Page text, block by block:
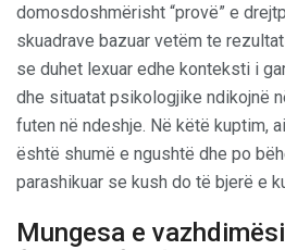
domosdoshmërisht “provë” e
skuadrave bazuar vetëm te
se duhet lexuar edhe konteksti i
dhe situatat psikologjike ndikojnë
futen në ndeshje. Në këtë kuptim,
është shumë e ngushtë dhe po
parashikuar se kush do të bjerë e
Mungesa e